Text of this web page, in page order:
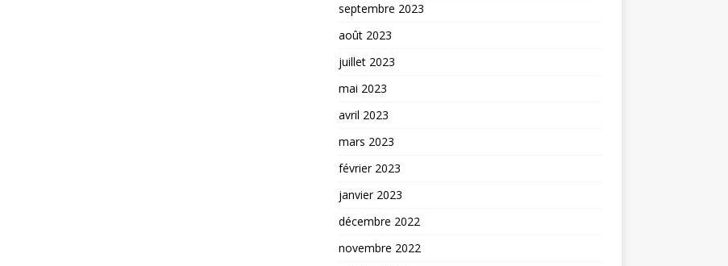
septembre 2023
août 2023
juillet 2023
mai 2023
avril 2023
mars 2023
février 2023
janvier 2023
décembre 2022
novembre 2022